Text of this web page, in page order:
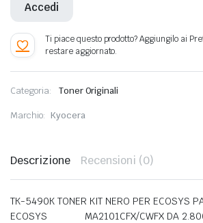
Accedi
Categoria: Toner Originali
Marchio: Kyocera
Descrizione Recensioni (0)
TK-5490K TONER KIT NERO PER ECOSYS
ECOSYS MA2101CFX/CWFX DA 2.800